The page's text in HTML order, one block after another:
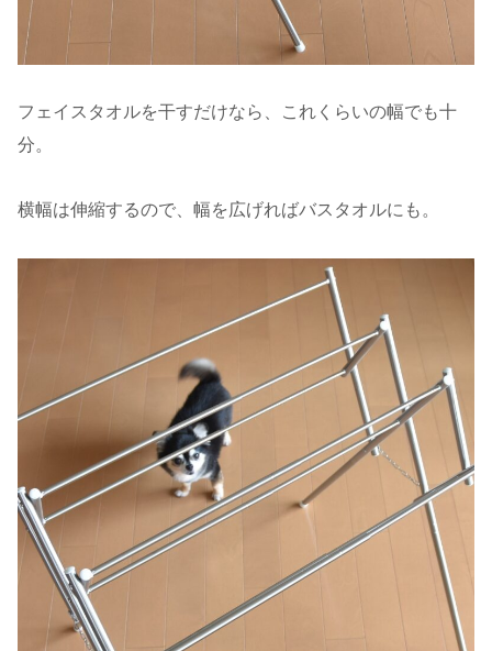
フェイスタオルを干すだけなら、これくらいの幅でも十
分。
横幅は伸縮するので、幅を広げればバスタオルにも。